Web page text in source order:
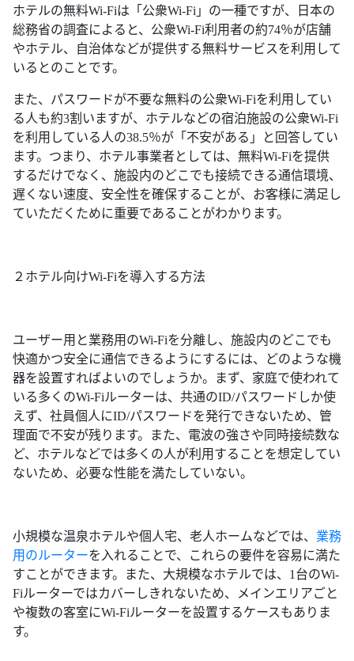
ホテルの無料Wi-Fiは「公衆Wi-Fi」の一種ですが、日本の
総務省の調査によると、公衆Wi-Fi利用者の約74％が店舗
やホテル、自治体などが提供する無料サービスを利用して
いるとのことです。
また、パスワードが不要な無料の公衆Wi-Fiを利用してい
る人も約3割いますが、ホテルなどの宿泊施設の公衆Wi-Fi
を利用している人の38.5％が「不安がある」と回答してい
ます。つまり、ホテル事業者としては、無料Wi-Fiを提供
するだけでなく、施設内のどこでも接続できる通信環境、
遅くない速度、安全性を確保することが、お客様に満足し
ていただくために重要であることがわかります。
２ホテル向けWi-Fiを導入する方法
ユーザー用と業務用のWi-Fiを分離し、施設内のどこでも
快適かつ安全に通信できるようにするには、どのような機
器を設置すればよいのでしょうか。まず、家庭で使われて
いる多くのWi-Fiルーターは、共通のID/パスワードしか使
えず、社員個人にID/パスワードを発行できないため、管
理面で不安が残ります。また、電波の強さや同時接続数な
ど、ホテルなどでは多くの人が利用することを想定してい
ないため、必要な性能を満たしていない。
小規模な温泉ホテルや個人宅、老人ホームなどでは、 業務
用のルーターを入れることで、これらの要件を容易に満た
すことができます。また、大規模なホテルでは、1台のWi-
Fiルーターではカバーしきれないため、メインエリアごと
や複数の客室にWi-Fiルーターを設置するケースもありま
す。